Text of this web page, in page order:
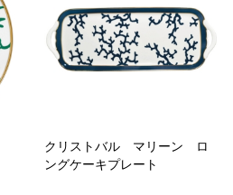
クリストバル マリーン ロ
ングケーキプレート